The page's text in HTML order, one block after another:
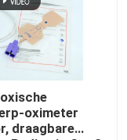
oximeter
draagbare